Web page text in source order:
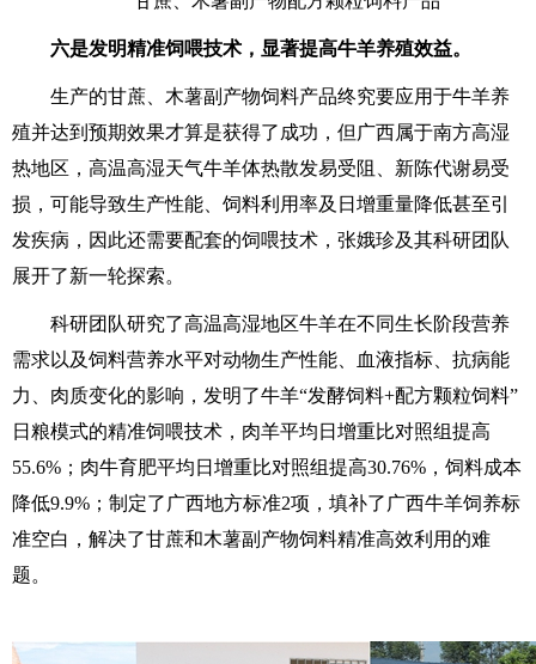
六是发明精准饲喂技术，显著提高牛羊养殖效益。
生产的甘蔗、木薯副产物饲料产品终究要应用于牛羊养
殖并达到预期效果才算是获得了成功，但广西属于南方高湿
热地区，高温高湿天气牛羊体热散发易受阻、新陈代谢易受
损，可能导致生产性能、饲料利用率及日增重量降低甚至引
发疾病，因此还需要配套的饲喂技术，张娥珍及其科研团队
展开了新一轮探索。
科研团队研究了高温高湿地区牛羊在不同生长阶段营养
需求以及饲料营养水平对动物生产性能、血液指标、抗病能
力、肉质变化的影响，发明了牛羊“发酵饲料+配方颗粒饲料”
日粮模式的精准饲喂技术，肉羊平均日增重比对照组提高
55.6%；肉牛育肥平均日增重比对照组提高30.76%，饲料成本
降低9.9%；制定了广西地方标准2项，填补了广西牛羊饲养标
准空白，解决了甘蔗和木薯副产物饲料精准高效利用的难
题。